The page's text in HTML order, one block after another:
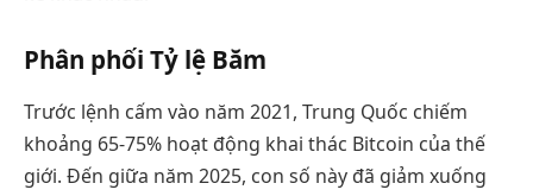
Phân phối Tỷ lệ Băm
Trước lệnh cấm vào năm 2021, Trung Quốc chiếm
khoảng 65-75% hoạt động khai thác Bitcoin của thế
giới. Đến giữa năm 2025, con số này đã giảm xuống